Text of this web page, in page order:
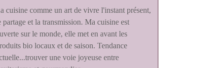
cuisine comme un art de vivre l'instant présent,
partage et la transmission. Ma cuisine est
sur le monde, elle met en avant les
bio locaux et de saison. Tendance
une voie joyeuse entre